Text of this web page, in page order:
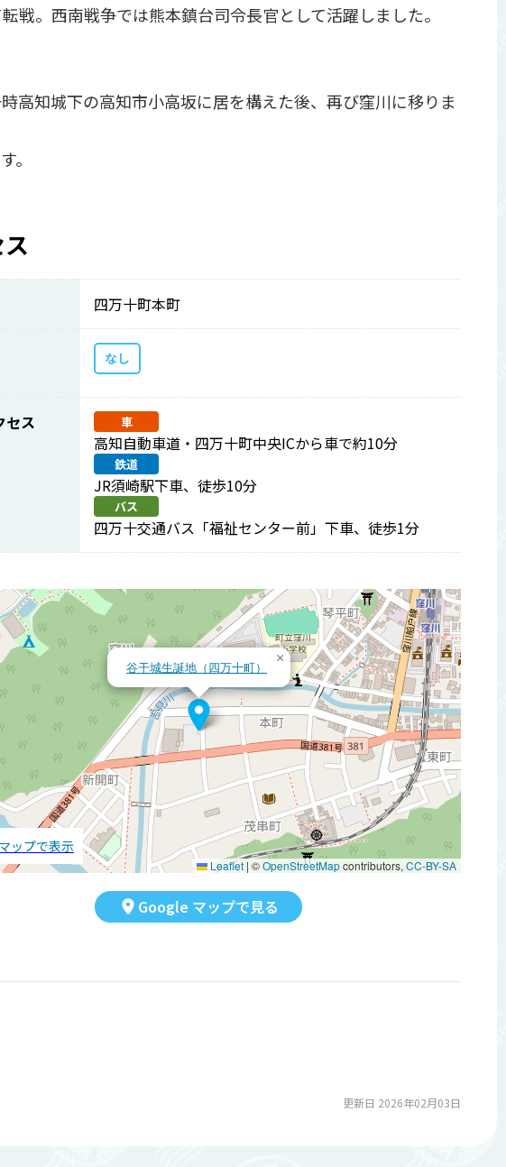
。西南戦争では熊本鎮台司令長官として活躍しました。
高知城下の高知市小高坂に居を構えた後、再び窪川に移りま
。
四万十町本町
なし
セス 車
高知自動車道・四万十町中央ICから車で約10分
鉄道
JR須崎駅下車、徒歩10分
バス
四万十交通バス「福祉センター前」下車、徒歩1分
谷干城生誕地（四万十町）
×
Leaflet |©OpenStreetMapcontributors, CC-BY-SA
ップで表示
Google マップで見る
更新日 2026年02月03日